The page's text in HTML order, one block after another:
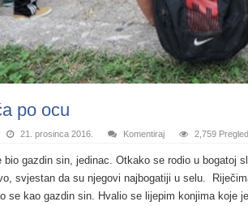
po ocu
21. prosinca 2016. Komentiraj 2,759
bio gazdin sin, jedinac. Otkako se rodio u bogatoj
svjestan da su njegovi najbogatiji u selu.
se kao gazdin sin. Hvalio se lijepim konjima koje